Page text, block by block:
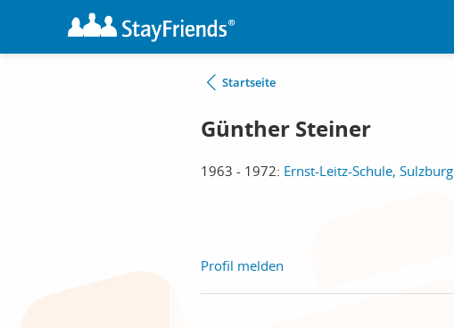
Startseite
Günther Steiner
1963 - 1972: Ernst-Leitz-Schule, Sulzburg
Profil melden